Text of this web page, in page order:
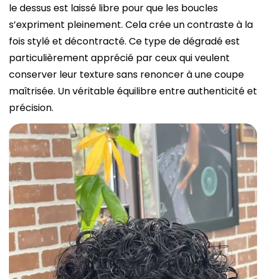
le dessus est laissé libre pour que les boucles
s’expriment pleinement. Cela crée un contraste à la
fois stylé et décontracté. Ce type de dégradé est
particulièrement apprécié par ceux qui veulent
conserver leur texture sans renoncer à une coupe
maîtrisée. Un véritable équilibre entre authenticité et
précision.